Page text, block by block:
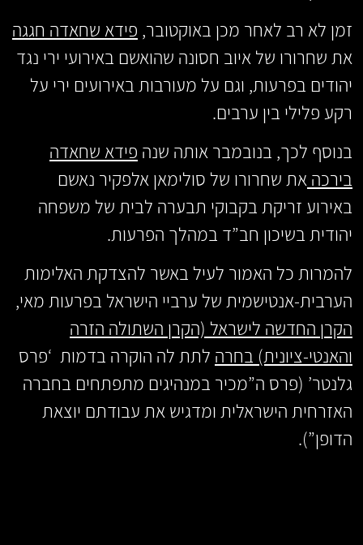
זמן לא רב לאחר מכן באוקטובר, פידא שחאדה חגגה
את שחרורו של איוב חסונה שהואשם באירועי ירי נגד
יהודים בפרעות, וגם על מעורבות באירועים ירי על
רקע פלילי בין ערבים.
בנוסף לכך, בנובמבר אותה שנה פידא שחאדה
בירכה את שחרורו של סולימאן אלפקיר נאשם
באירוע זריקת בקבוקי תבערה לבית של משפחה
יהודית בשיכון חב”ד במהלך הפרעות.
להמרות כל האמור לעיל באשר להצדקת האלימות
הערבית-אנטישמית של ערביי הישראל בפרעות מאי,
הקרן החדשה לישראל (הקרן השתולה הזרה
והאנטי-ציונית) בחרה לתת לה הוקרה בדמות ‘פרס
גלנטר’ (פרס ה”מכיר במנהיגים מתפתחים בחברה
האזרחית הישראלית ומדגיש את עבודתם יוצאת
הדופן”).